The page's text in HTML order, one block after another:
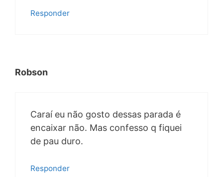
Responder
Robson
Caraí eu não gosto dessas parada é
encaixar não. Mas confesso q fiquei
de pau duro.
Responder